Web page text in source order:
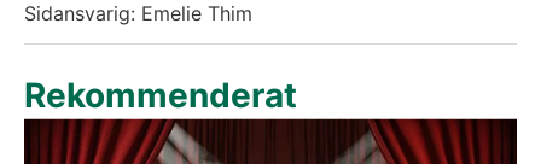
Sidansvarig: Emelie Thim
Rekommenderat